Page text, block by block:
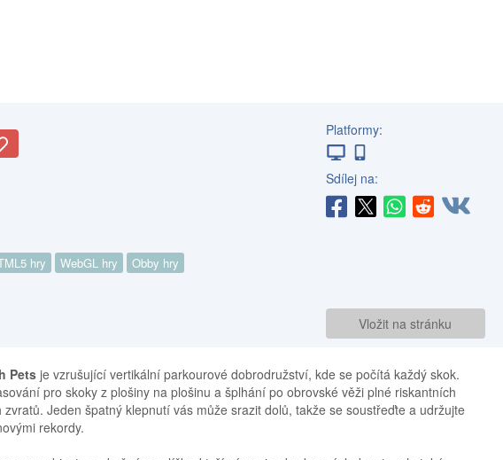
hry WebGL hry Obby hry
Platformy:
Sdílej na:
Vložit na stránku
Pets je vzrušující vertikální parkourové dobrodružství, kde se počítá každý skok.
pro skoky z plošiny na plošinu a šplhání po obrovské věži plné riskantních
Jeden špatný klepnutí vás může srazit dolů, takže se soustřeďte a udržujte
rekordy.